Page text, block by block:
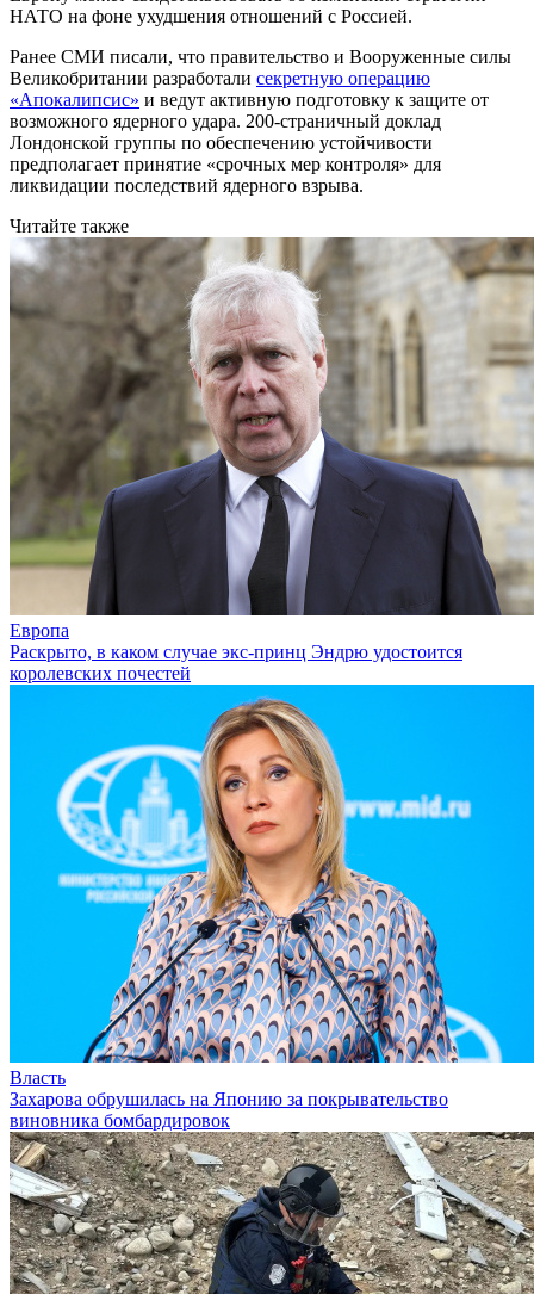
НАТО на фоне ухудшения отношений с Россией.
Ранее СМИ писали, что правительство и Вооруженные силы
Великобритании разработали секретную операцию
«Апокалипсис» и ведут активную подготовку к защите от
возможного ядерного удара. 200-страничный доклад
Лондонской группы по обеспечению устойчивости
предполагает принятие «срочных мер контроля» для
ликвидации последствий ядерного взрыва.
Читайте также
Европа
Раскрыто, в каком случае экс-принц Эндрю удостоится
королевских почестей
Власть
Захарова обрушилась на Японию за покрывательство
виновника бомбардировок